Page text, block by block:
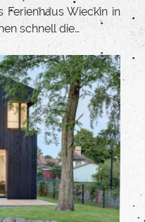
Ferienhaus Wieckin in
schnell die…